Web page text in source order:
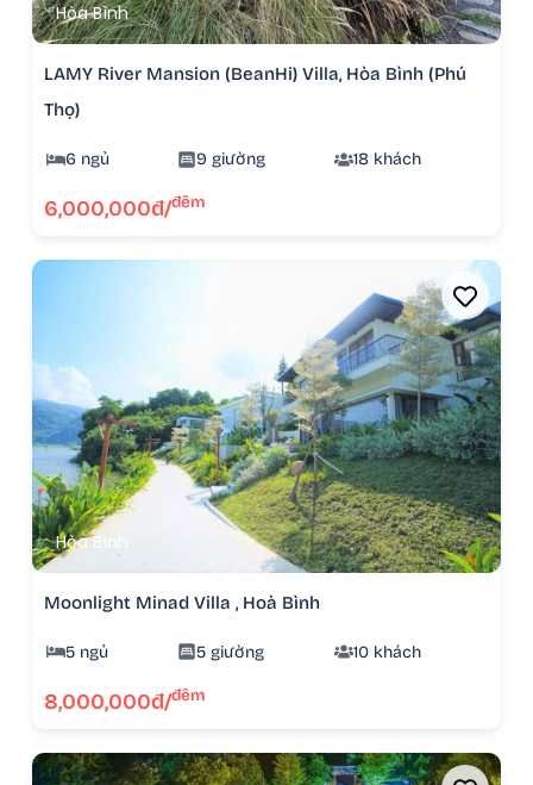
Hòa Bình
LAMY River Mansion (BeanHi) Villa, Hòa Bình (Phú
Thọ)
6 ngủ 9 giường 18 khách
6,000,000đ/đêm
Hòa Bình
Moonlight Minad Villa , Hoà Bình
5 ngủ 5 giường 10 khách
8,000,000đ/đêm